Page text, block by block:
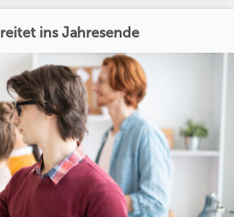
ins Jahresende